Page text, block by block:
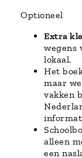
Optioneel
Extra
wegens
lokaal.
Het
maar
vakken
alleen
een